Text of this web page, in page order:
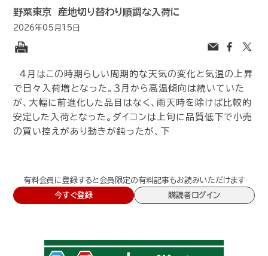
野菜東京 産地切り替わり順調な入荷に
2026年05月15日
４月はこの時期らしい周期的な天気の変化と気温の上昇
で日々入荷増となった。３月から高温傾向は続いていた
が、大幅に前進化した品目はなく、雨天時を除けば比較的
安定した入荷となった。ダイコンは上旬に品質低下で小売
の買い控えがあり動きが鈍ったが、下
有料会員に登録すると会員限定の有料記事もお読みいただけます
今すぐ登録
購読者ログイン